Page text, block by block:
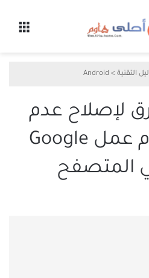
التقنية >
Android
6 طرق لإصلاح عدم
تحميل وعدم عمل Google